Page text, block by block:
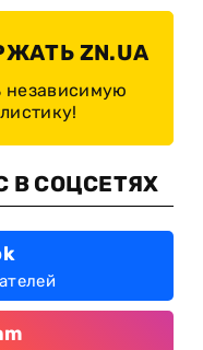
ZN.UA
независимую
В СОЦСЕТЯХ